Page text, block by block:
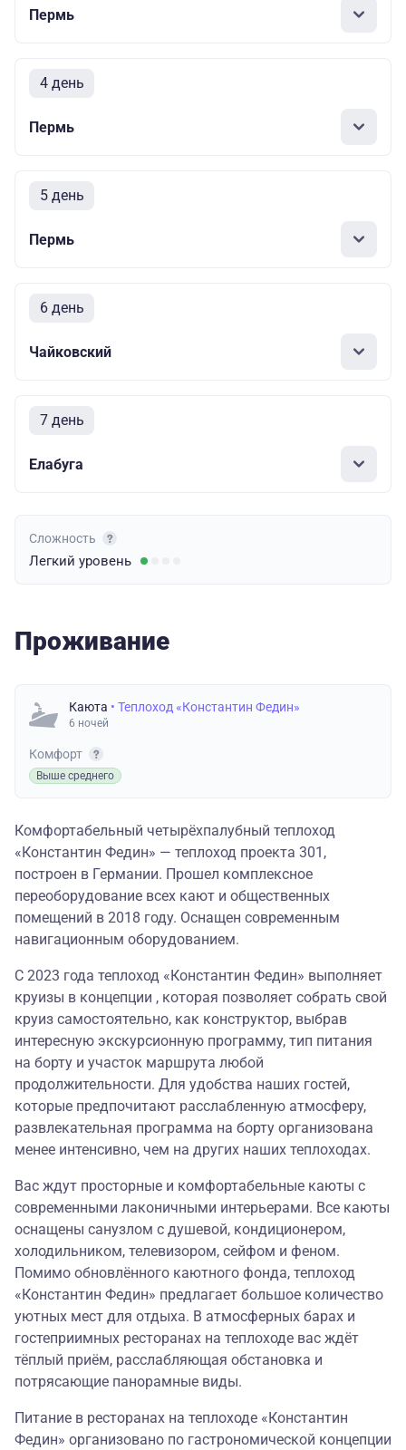
Пермь
4 день
Пермь
5 день
Пермь
6 день
Чайковский
7 день
Елабуга
Сложность
Легкий уровень
Проживание
Каюта • Теплоход «Константин Федин»
6 ночей
Комфорт
Выше среднего
Комфортабельный четырёхпалубный теплоход
«Константин Федин» — теплоход проекта 301,
построен в Германии. Прошел комплексное
переоборудование всех кают и общественных
помещений в 2018 году. Оснащен современным
навигационным оборудованием.
С 2023 года теплоход «Константин Федин» выполняет
круизы в концепции , которая позволяет собрать свой
круиз самостоятельно, как конструктор, выбрав
интересную экскурсионную программу, тип питания
на борту и участок маршрута любой
продолжительности. Для удобства наших гостей,
которые предпочитают расслабленную атмосферу,
развлекательная программа на борту организована
менее интенсивно, чем на других наших теплоходах.
Вас ждут просторные и комфортабельные каюты с
современными лаконичными интерьерами. Все каюты
оснащены санузлом с душевой, кондиционером,
холодильником, телевизором, сейфом и феном.
Помимо обновлённого каютного фонда, теплоход
«Константин Федин» предлагает большое количество
уютных мест для отдыха. В атмосферных барах и
гостеприимных ресторанах на теплоходе вас ждёт
тёплый приём, расслабляющая обстановка и
потрясающие панорамные виды.
Питание в ресторанах на теплоходе «Константин
Федин» организовано по гастрономической концепции